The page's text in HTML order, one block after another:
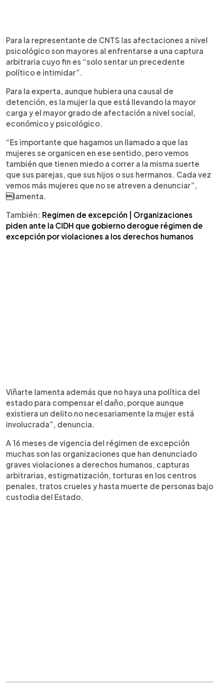
Para la representante de CNTS las afectaciones a nivel
psicológico son mayores al enfrentarse a una captura
arbitraria cuyo fin es “solo sentar un precedente
político e intimidar”.
Para la experta, aunque hubiera una causal de
detención, es la mujer la que está llevando la mayor
carga y el mayor grado de afectación a nivel social,
económico y psicológico.
“Es importante que hagamos un llamado a que las
mujeres se organicen en ese sentido, pero vemos
también que tienen miedo a correr a la misma suerte
que sus parejas, que sus hijos o sus hermanos. Cada vez
vemos más mujeres que no se atreven a denunciar”,
lamenta.
También: Regimen de excepción | Organizaciones
piden ante la CIDH que gobierno derogue régimen de
excepción por violaciones a los derechos humanos
Viñarte lamenta además que no haya una política del
estado para compensar el daño, porque aunque
existiera un delito no necesariamente la mujer está
involucrada”, denuncia.
A 16 meses de vigencia del régimen de excepción
muchas son las organizaciones que han denunciado
graves violaciones a derechos humanos, capturas
arbitrarias, estigmatización, torturas en los centros
penales, tratos crueles y hasta muerte de personas bajo
custodia del Estado.